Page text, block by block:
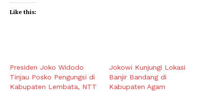
Like this:
Presiden Joko Widodo
Tinjau Posko Pengungsi di
Kabupaten Lembata, NTT
Jokowi Kunjungi Lokasi
Banjir Bandang di
Kabupaten Agam